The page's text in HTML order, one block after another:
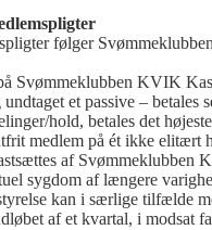
følger
Svømmeklubben KVIK
et passive – betales
hold, betales det
medlem på ét ikke elitært
af Svømmeklubben
sygdom af længere
kan i særlige tilfælde
af et kvartal, i modsat